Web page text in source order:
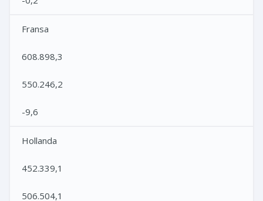
Fransa
608.898,3
550.246,2
-9,6
Hollanda
452.339,1
506.504,1